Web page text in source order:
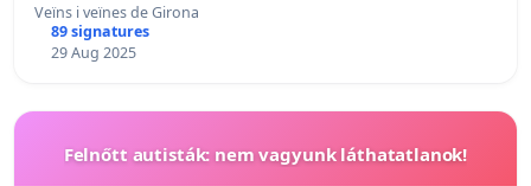
Veïns i veïnes de Girona
89 signatures
29 Aug 2025
Felnőtt autisták: nem vagyunk láthatatlanok!